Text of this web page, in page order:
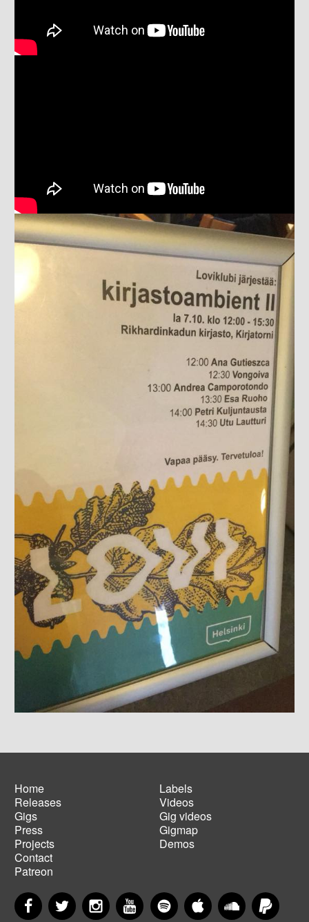
Main
navigation
Home
Releases
Gigs
Press
Projects
Contact
Patreon
Footer
menu
Labels
Videos
Gig videos
Gigmap
Demos
FacebookTwitter InstagramYouTubeSpotify Apple MusicSoundCloud